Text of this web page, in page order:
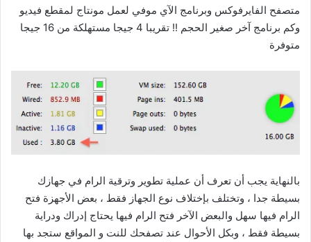
متصفح الفايرفوكس وبرنامج الآي موفي لعمل مونتاج لمقطع فيديو
وكم برنامج آخر صغير الحجم !! تقريبا 4 جيجا مستهلكة من 16 جيجا
متوفرة
بالنهاية يجب أن تعرف أن عملية تطوير وترقية الرام في جهازك
بسيطة جدا ، وتختلف بإختلاف نوع الجهاز فقط ، بعض الأجهزة فتح
الرام فيها سهل والبعض الآخر فتح الرام فيها يحتاج إدراك ودراية
بسيطة فقط ، وبكل الأحوال عند تصفحك للنت و المواقع ستجد بها